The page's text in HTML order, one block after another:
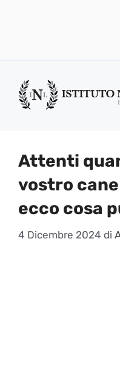
contenuto
Attenti
vostro
ecco cosa
4 Dicembre 2024 di